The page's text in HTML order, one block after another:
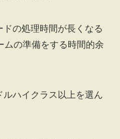
の処理時間が長くなる
ムの準備をする時間的余
ハイクラス以上を選ん